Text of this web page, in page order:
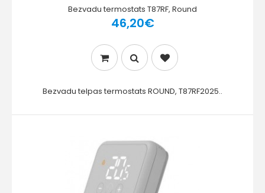
Bezvadu termostats T87RF, Round
46,20€
Bezvadu telpas termostats ROUND, T87RF2025..